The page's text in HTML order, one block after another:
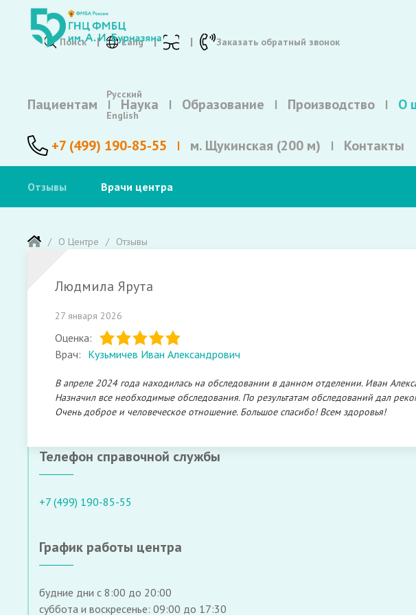
Поиск Lang
Русский
English
Заказать обратный звонок
Пациентам Наука Образование Производство О
+7 (499) 190-85-55 м. Щукинская (200 м) Контакты
Отзывы Врачи центра
О Центре Отзывы
Людмила Ярута
27 января 2026
Оценка:
Врач: Кузьмичев Иван Александрович
В апреле 2024 года находилась на обследовании в данном отделении. Иван
Назначил все необходимые обследования. По результатам обследований дал
Очень доброе и человеческое отношение. Большое спасибо! Всем здоровья!
Телефон справочной службы
+7 (499) 190-85-55
График работы центра
будние дни с 8:00 до 20:00
суббота и воскресенье: 09:00 до 17:30